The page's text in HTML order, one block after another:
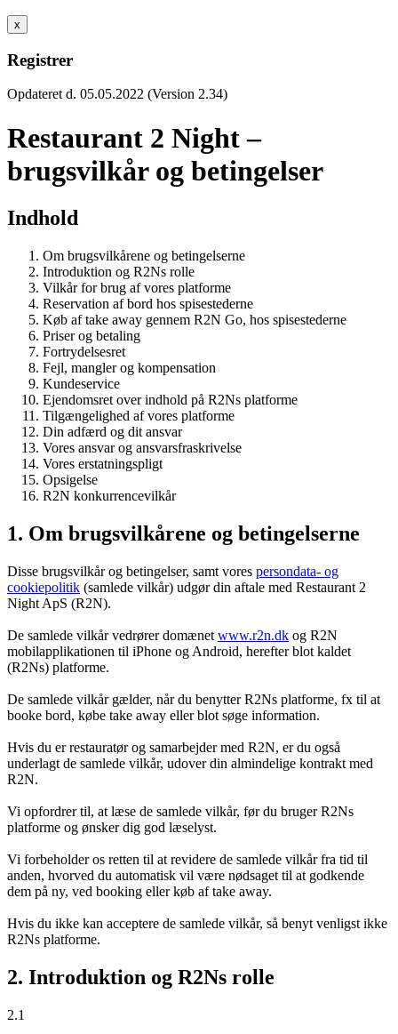
x
Registrer
Opdateret d. 05.05.2022 (Version 2.34)
Restaurant 2 Night –
brugsvilkår og betingelser
Indhold
Om brugsvilkårene og betingelserne
Introduktion og R2Ns rolle
Vilkår for brug af vores platforme
Reservation af bord hos spisestederne
Køb af take away gennem R2N Go, hos spisestederne
Priser og betaling
Fortrydelsesret
Fejl, mangler og kompensation
Kundeservice
Ejendomsret over indhold på R2Ns platforme
Tilgængelighed af vores platforme
Din adfærd og dit ansvar
Vores ansvar og ansvarsfraskrivelse
Vores erstatningspligt
Opsigelse
R2N konkurrencevilkår
1. Om brugsvilkårene og betingelserne
Disse brugsvilkår og betingelser, samt vores persondata- og
cookiepolitik (samlede vilkår) udgør din aftale med Restaurant 2
Night ApS (R2N).
De samlede vilkår vedrører domænet www.r2n.dk og R2N
mobilapplikationen til iPhone og Android, herefter blot kaldet
(R2Ns) platforme.
De samlede vilkår gælder, når du benytter R2Ns platforme, fx til at
booke bord, købe take away eller blot søge information.
Hvis du er restauratør og samarbejder med R2N, er du også
underlagt de samlede vilkår, udover din almindelige kontrakt med
R2N.
Vi opfordrer til, at læse de samlede vilkår, før du bruger R2Ns
platforme og ønsker dig god læselyst.
Vi forbeholder os retten til at revidere de samlede vilkår fra tid til
anden, hvorved du automatisk vil være nødsaget til at godkende
dem på ny, ved booking eller køb af take away.
Hvis du ikke kan acceptere de samlede vilkår, så benyt venligst ikke
R2Ns platforme.
2. Introduktion og R2Ns rolle
2.1